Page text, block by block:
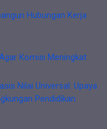
Hubungan Kerja
Komisi Meningkat
Nilai Universal: Upaya
Pendidikan